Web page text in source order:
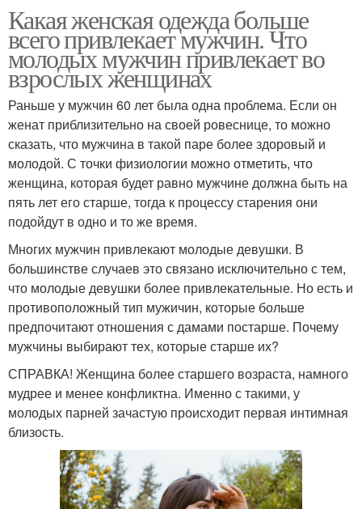
Какая женская одежда больше
всего привлекает мужчин. Что
молодых мужчин привлекает во
взрослых женщинах
Раньше у мужчин 60 лет была одна проблема. Если он
женат приблизительно на своей ровеснице, то можно
сказать, что мужчина в такой паре более здоровый и
молодой. С точки физиологии можно отметить, что
женщина, которая будет равно мужчине должна быть на
пять лет его старше, тогда к процессу старения они
подойдут в одно и то же время.
Многих мужчин привлекают молодые девушки. В
большинстве случаев это связано исключительно с тем,
что молодые девушки более привлекательные. Но есть и
противоположный тип мужичин, которые больше
предпочитают отношения с дамами постарше. Почему
мужчины выбирают тех, которые старше их?
СПРАВКА! Женщина более старшего возраста, намного
мудрее и менее конфликтна. Именно с такими, у
молодых парней зачастую происходит первая интимная
близость.